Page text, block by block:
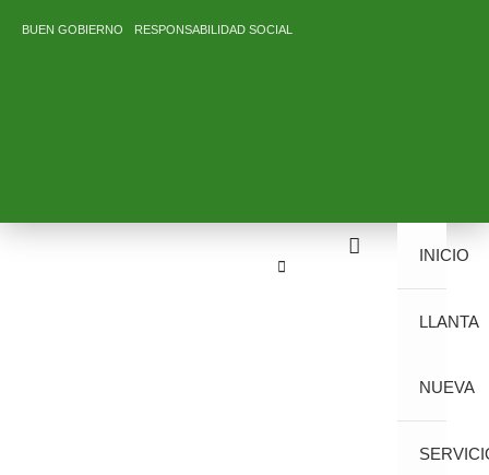
BUEN GOBIERNO RESPONSABILIDAD SOCIAL
INICIO
LLANTA
NUEVA